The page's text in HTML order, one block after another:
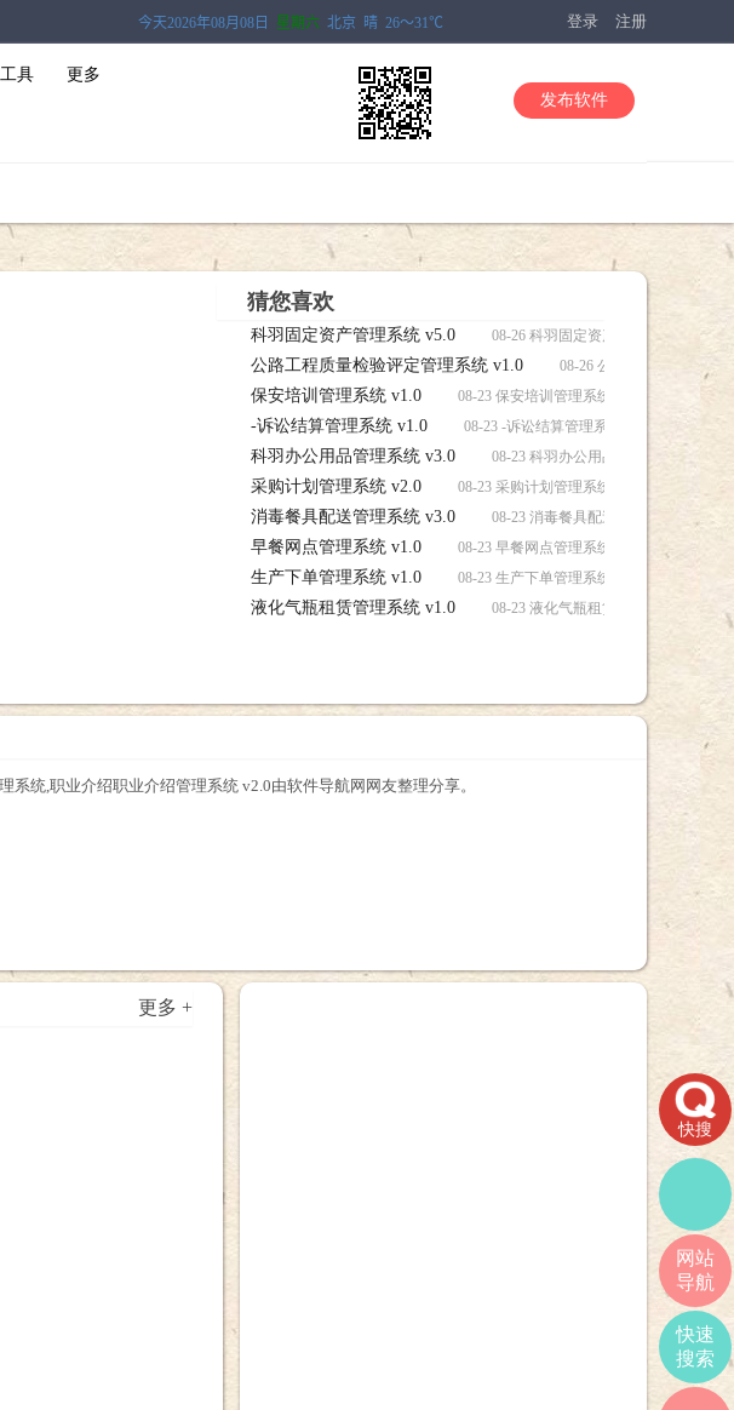
登录 注册
工具
更多
发布软件
猜您喜欢
科羽固定资产管理系统 v5.0 08-26 科羽固定资产管理系统 v5.0软
公路工程质量检验评定管理系统 v1.0 08-26 公路工程质量检验
保安培训管理系统 v1.0 08-23 保安培训管理系统 v1.0软件，保安
-诉讼结算管理系统 v1.0 08-23 -诉讼结算管理系统 v1.0软件，-诉
科羽办公用品管理系统 v3.0 08-23 科羽办公用品管理系统 v3.0软
采购计划管理系统 v2.0 08-23 采购计划管理系统 v2.0软件，采购
消毒餐具配送管理系统 v3.0 08-23 消毒餐具配送管理系统 v3.0软
早餐网点管理系统 v1.0 08-23 早餐网点管理系统 v1.0软件，早餐
生产下单管理系统 v1.0 08-23 生产下单管理系统 v1.0软件，生产
液化气瓶租赁管理系统 v1.0 08-23 液化气瓶租赁管理系统 v1.0软
统,职业介绍职业介绍管理系统 v2.0由软件导航网网友整理分享。
更多 +
快搜
网站
导航
快速
搜索